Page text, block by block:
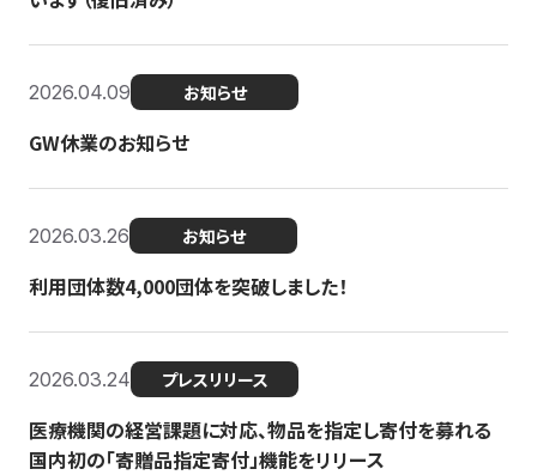
2026.04.09 お知らせ
GW休業のお知らせ
2026.03.26 お知らせ
利用団体数4,000団体を突破しました！
2026.03.24 プレスリリース
医療機関の経営課題に対応、物品を指定し寄付を募れる
国内初の「寄贈品指定寄付」機能をリリース